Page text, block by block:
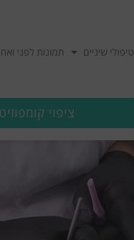
טיפולי שיניים תמונות לפני
ציפוי קומפוזיט